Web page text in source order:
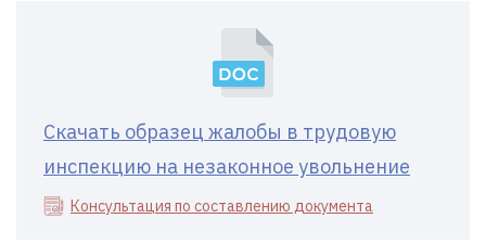
Скачать образец жалобы в трудовую
инспекцию на незаконное увольнение
Консультация по составлению документа